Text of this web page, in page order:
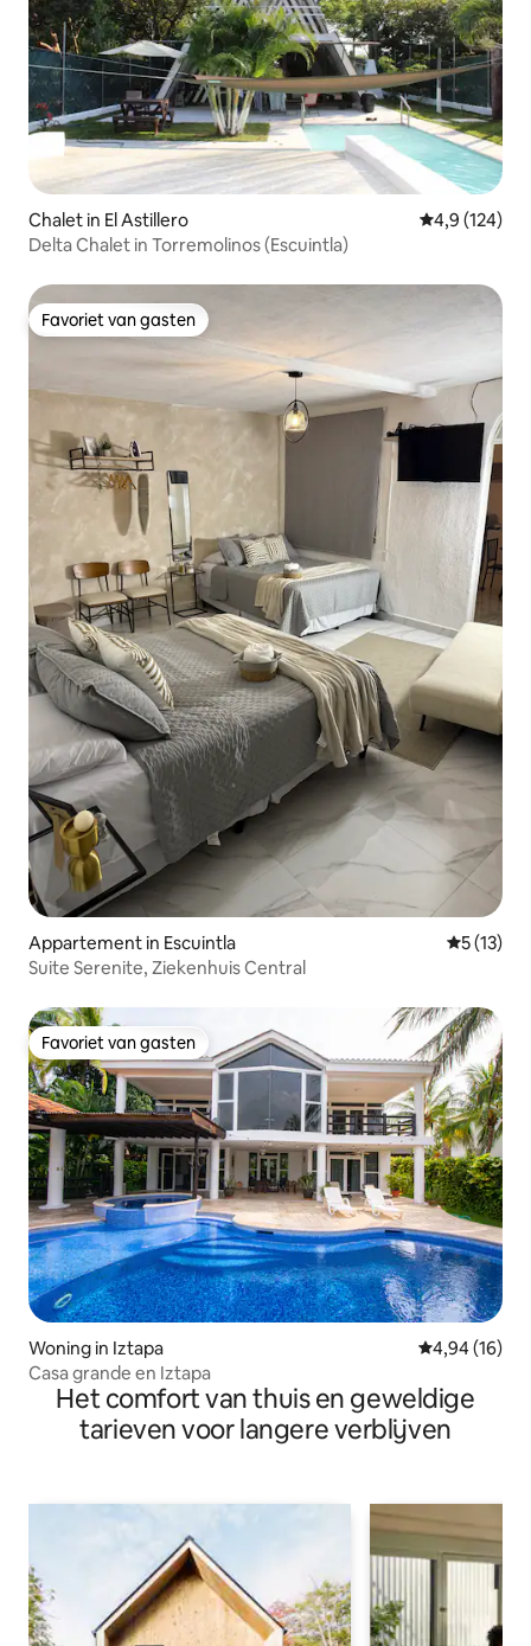
Chalet in El Astillero Gemiddelde
4,9 (124)
Delta Chalet in Torremolinos (Escuintla)
Favoriet van gasten
Favoriet van gasten
Appartement in Escuintla
5 (13)
Suite Serenite, Ziekenhuis Central
Favoriet van gasten
Favoriet van gasten
Woning in Iztapa Gemiddelde
4,94 (16)
Casa grande en Iztapa
Het comfort van thuis en geweldige
tarieven voor langere verblijven